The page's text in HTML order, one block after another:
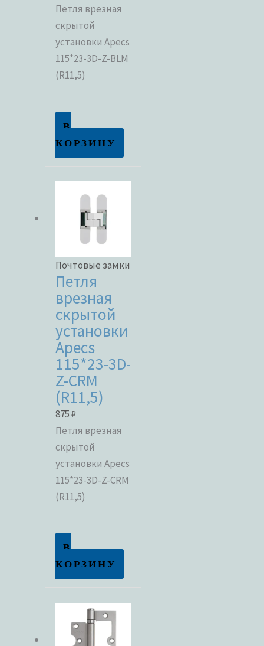
Петля врезная
скрытой
установки Apecs
115*23-3D-Z-BLM
(R11,5)
В
КОРЗИНУ
Почтовые замки
Петля
врезная
скрытой
установки
Apecs
115*23-3D-
Z-CRM
(R11,5)
875₽
Петля врезная
скрытой
установки Apecs
115*23-3D-Z-CRM
(R11,5)
В
КОРЗИНУ